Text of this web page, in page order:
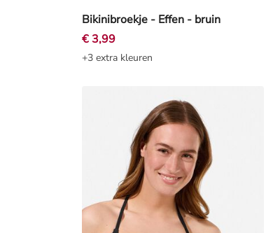
Bikinibroekje - Effen - bruin
€ 3,99
+3 extra kleuren